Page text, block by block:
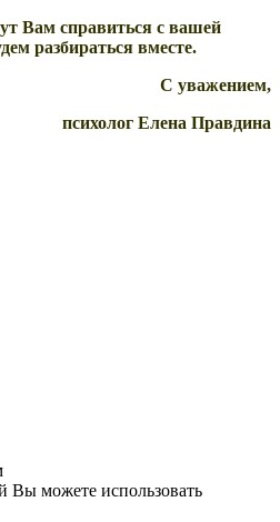
Вам справиться с вашей
разбираться вместе.
С уважением,
психолог Елена Правдина
Вы можете использовать